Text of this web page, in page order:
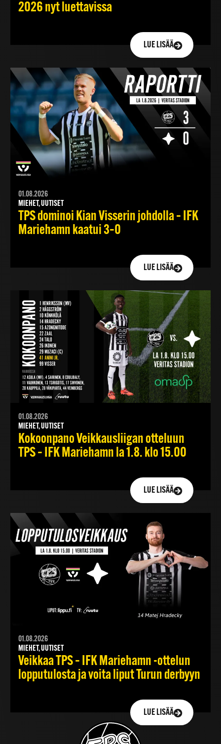
2026 nyt luettavissa
LUE LISÄÄ
01.08.2026
MIEHET, UUTISET
TPS dominoi Kian Visserin johdolla – IFK
Mariehamn kaatui 3–0
LUE LISÄÄ
01.08.2026
MIEHET, UUTISET
Kokoonpano Veikkausliigan otteluun
TPS – IFK Mariehamn la 1.8. klo 15.00
LUE LISÄÄ
01.08.2026
MIEHET, UUTISET
Veikkaa TPS – IFK Mariehamn -ottelun
lopputulosta ja voita liput Turun derbyyn
LUE LISÄÄ